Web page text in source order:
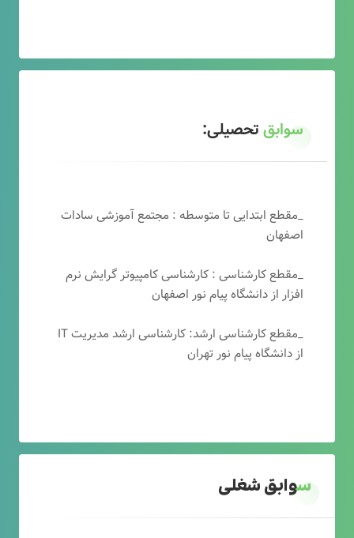
سوابقتحصیلی:
_مقطع ابتدایی تا متوسطه : مجتمع آموزشی سادات
اصفهان
_مقطع کارشناسی : کارشناسی کامپیوتر گرایش نرم
افزار از دانشگاه پیام نور اصفهان
_مقطع کارشناسی ارشد: کارشناسی ارشد مدیریت IT
از دانشگاه پیام نور تهران
سوابق شغلی